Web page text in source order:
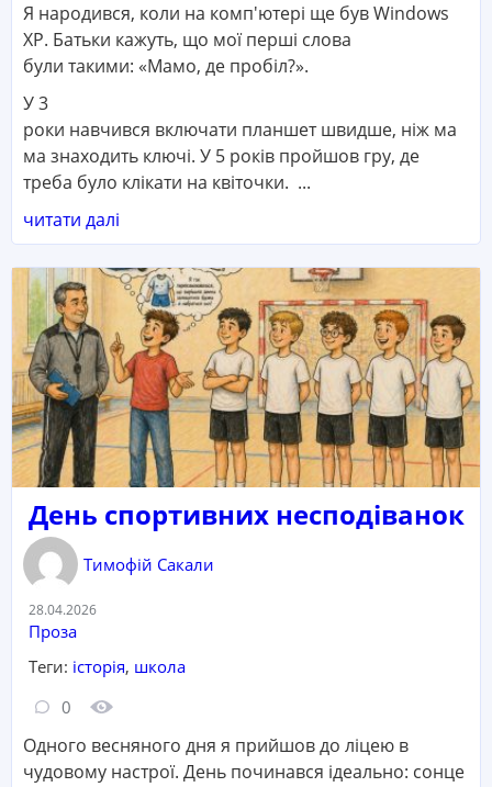
Я народився, коли на комп'ютері ще був Windows
XP. Батьки кажуть, що мої перші слова
були такими: «Мамо, де пробіл?».
У 3
роки навчився включати планшет швидше, ніж ма
ма знаходить ключі. У 5 років пройшов гру, де
треба було клікати на квіточки. ...
читати далі
День спортивних несподіванок
Тимофій Сакали
Дата:
28.04.2026
Категорія:
Проза
Теги: історія, школа
Кількість коментарів:
0 Кількість переглядів:
Одного весняного дня я прийшов до ліцею в
чудовому настрої. День починався ідеально: сонце